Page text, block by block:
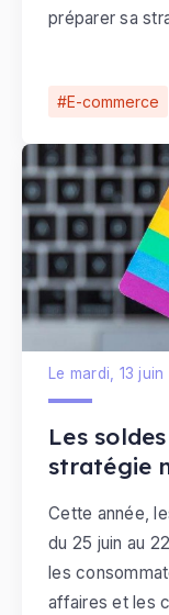
E-commerce
préparer sa
Les
stratégie
Le mardi, 13
Cette année,
du 25 juin au
les
affaires et les